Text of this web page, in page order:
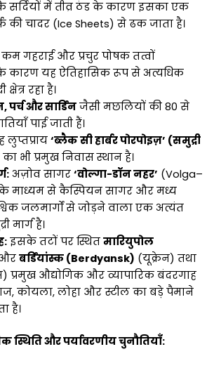
सर्दियों में तीव्र ठंड के कारण इसका एक
की चादर (Ice Sheets) से ढक जाता है।
गहराई और प्रचुर पोषक तत्वों
कारण यह ऐतिहासिक रूप से अत्यधिक
रहा है।
पर्च और सार्डिनजैसी मछलियों की 80 से
पाई जाती हैं।
लुप्तप्राय ‘ब्लैक सी हार्बर पोरपोइज़’ (समुद्री
का भी प्रमुख निवास स्थान है।
अज़ोव सागर ‘वोल्गा-डॉन नहर’ (Volga–
के माध्यम से कैस्पियन सागर और मध्य
जलमार्गों से जोड़ने वाला एक अत्यंत
मार्ग है।
इसके तटों पर स्थित मारियुपोल
बर्डियांस्क (Berdyansk) (यूक्रेन) तथा
औद्योगिक और व्यापारिक बंदरगाह
कोयला, लोहा और स्टील का बड़े पैमाने
है।
स्थिति और पर्यावरणीय चुनौतियाँ: